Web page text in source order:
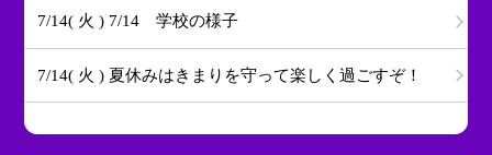
7/14( 火 ) 7/14 学校の様子
7/14( 火 ) 夏休みはきまりを守って楽しく過ごすぞ！